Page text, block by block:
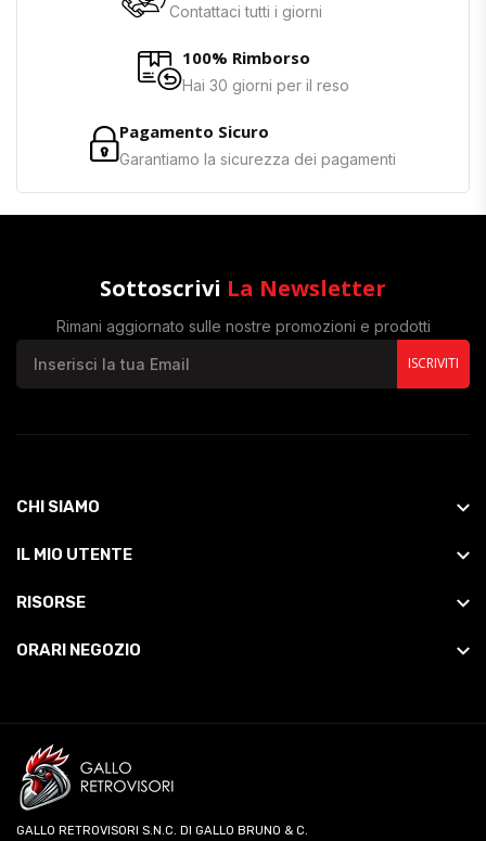
Contattaci tutti i giorni
100% Rimborso
Hai 30 giorni per il reso
Pagamento Sicuro
Garantiamo la sicurezza dei pagamenti
Sottoscrivi La Newsletter
Rimani aggiornato sulle nostre promozioni e prodotti
ISCRIVITI
CHI SIAMO
IL MIO UTENTE
RISORSE
ORARI NEGOZIO
GALLO RETROVISORI S.N.C. DI GALLO BRUNO & C.